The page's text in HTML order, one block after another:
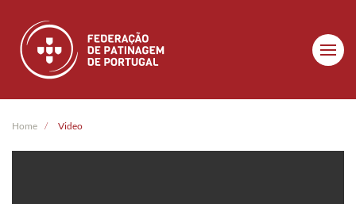
Skip to main content
Home Video